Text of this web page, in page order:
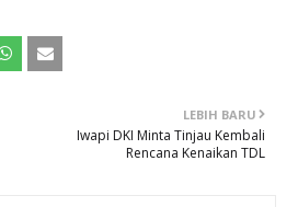
LEBIH BARU
Iwapi DKI Minta Tinjau Kembali
Rencana Kenaikan TDL